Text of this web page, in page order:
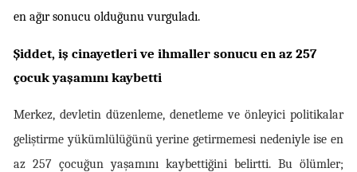
en ağır sonucu olduğunu vurguladı.
Şiddet, iş cinayetleri ve ihmaller sonucu en az 257
çocuk yaşamını kaybetti
Merkez, devletin düzenleme, denetleme ve önleyici politikalar
geliştirme yükümlülüğünü yerine getirmemesi nedeniyle ise en
az 257 çocuğun yaşamını kaybettiğini belirtti. Bu ölümler;